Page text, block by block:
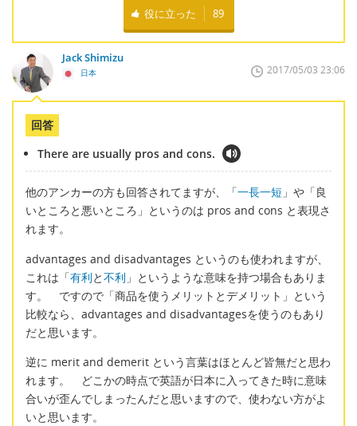
役に立った 89
Jack Shimizu
日本 2017/05/03 23:06
回答
There are usually pros and cons.
他のアンカーの方も回答されてますが、「一長一短 」や「良
いところと悪いところ」というのは pros and cons と表現さ
れます。
advantages and disadvantages というのも使われますが、
これは「有利と不利 」というような意味を持つ場合もありま
す。 ですので「商品を使うメリットとデメリット」という
比較なら、advantages and disadvantagesを使うのもあり
だと思います。
逆に merit and demerit という言葉はほとんど皆無だと思わ
れます。 どこかの時点で英語が日本に入ってきた時に意味
合いが歪んでしまったんだと思いますので、使わない方がよ
いと思います。